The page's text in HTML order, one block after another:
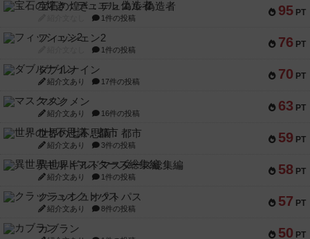
95 PT
宝石の煌き：デュエル 偽造者
1件の投稿
76 PT
フィッシェン2
1件の投稿
70 PT
ダブルナイン
紹介文あり 17件の投稿
63 PT
マスクメン
紹介文あり 16件の投稿
59 PT
世界の七不思議：都市
紹介文あり 3件の投稿
58 PT
異世界ギルドマスターズ総集編
紹介文あり 1件の投稿
57 PT
クラッシュオクトパス
紹介文あり 8件の投稿
50 PT
カブラン